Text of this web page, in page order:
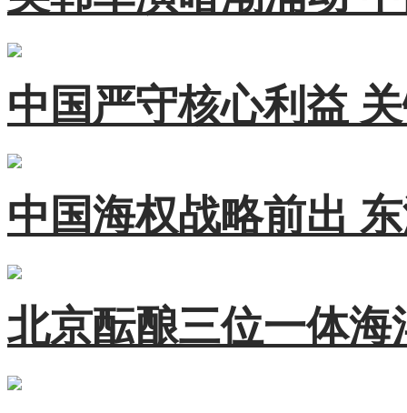
中国严守核心利益
中国海权战略前出
北京酝酿三位一体海